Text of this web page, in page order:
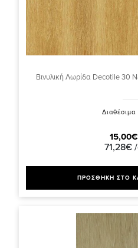
Βινυλική Λωρίδα Decotile 30
71,28€
ΠΡΟΣΘΗΚΗ ΣΤΟ